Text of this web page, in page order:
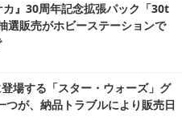
カ』30周年記念拡張パック「30t
選販売がホビーステーションで
場する「スター・ウォーズ」グ
つが、納品トラブルにより販売日